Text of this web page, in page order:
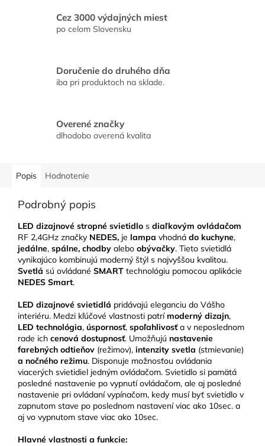
Cez 3000 výdajných miest
po celom Slovensku
Doručenie do druhého dňa
iba pri produktoch na sklade.
Overené značky
dlhodobo overená kvalita
Popis Hodnotenie
Podrobný popis
LED dizajnové stropné svietidlo s diaľkovým ovládačom
RF 2,4GHz značky NEDES, je lampa vhodná do kuchyne,
jedálne, spálne, chodby alebo obývačky. Tieto svietidlá
vynikajúco kombinujú moderný štýl s najvyššou kvalitou.
Svetlá sú ovládané SMART technológiu pomocou aplikácie
NEDES Smart.
LED dizajnové svietidlá pridávajú eleganciu do Vášho
interiéru. Medzi kľúčové vlastnosti patrímoderný dizajn,
LED technológia, úspornosť, spoľahlivosť a v neposlednom
rade ich cenová dostupnosť. Umožňujú nastavenie
farebných odtieňov (režimov), intenzity svetla (stmievanie)
a nočného režimu. Disponuje možnosťou ovládania
viacerých svietidiel jedným ovládačom. Svietidlo si pamätá
posledné nastavenie po vypnutí ovládačom, ale aj posledné
nastavenie pri ovládaní vypínačom, kedy musí byť svietidlo v
zapnutom stave po poslednom nastavení viac ako 10sec. a
aj vo vypnutom stave viac ako 10sec.
Hlavné vlastnosti a funkcie: